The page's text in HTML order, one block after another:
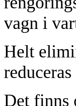
vagn i
Helt
Det finns